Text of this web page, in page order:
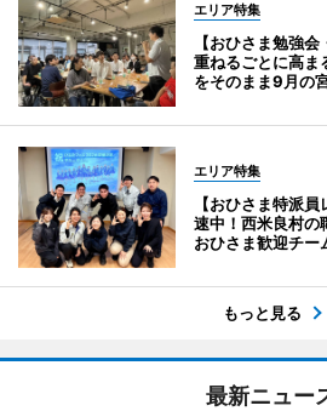
エリア特集
【おひさま勉強
重ねるごとに高ま
をそのまま9月の
エリア特集
【おひさま特派
速中！西米良村の
おひさま歓迎チー
もっと見る
最新ニュー